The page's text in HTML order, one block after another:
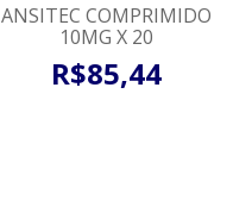
ANSITEC COMPRIMIDO
10MG X 20
R$85,44